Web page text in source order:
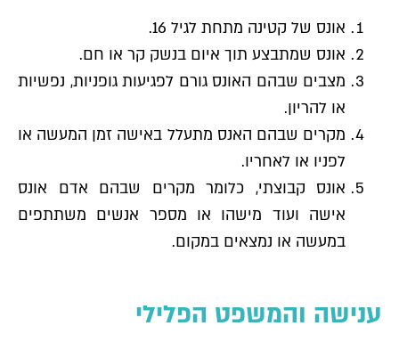
אונס של קטינה מתחת לגיל 16.
אונס שמתבצע תוך איום בנשק קר או חם.
מצבים שבהם האונס גורם לפגיעות גופניות, נפשיות
או להריון.
מקרים שבהם האנס מתעלל באישה זמן המעשה או
לפניו או לאחריו.
אונס קבוצתי, כלומר מקרים שבהם אדם אונס
אישה ועוד מישהו או מספר אנשים משתתפים
במעשה או נמצאים במקום.
ענישה והמשפט הפלילי